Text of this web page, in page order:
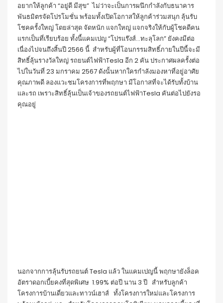
อยากให้ลูกค้า “อยู่ดี มีสุข” ไม่ว่าจะเป็นการผนึกกำลังกับธนาคาร
พันธมิตรจัดโปรโมชั่น พร้อมทั้งเปิดโอกาสให้ลูกค้าร่วมสนุก ลุ้นรับ
โชคครั้งใหญ่ โดยล่าสุด จัดหนัก แจกใหญ่ แจกจริงให้กับผู้โชคดีคน
แรกเป็นที่เรียบร้อย ทั้งนี้แคมเปญ “โปรแร๊งส์…ทะลุโลก” ยังคงมีต่อ
เนื่องไปจนถึงสิ้นปี 2566 นี้ สำหรับผู้ที่โอนกรรมสิทธิ์ภายในปีนี้จะมี
สิทธิ์ลุ้นรางวัลใหญ่ รถยนต์ไฟฟ้าTesla อีก 2 คัน ประกาศผลครั้งต่อ
ไปในวันที่ 23 มกราคม 2567 ดังนั้นหากใครกำลังมองหาที่อยู่อาศัย
คุณภาพดี ลองแวะชมโครงการที่พฤกษา มีโอกาสที่จะได้รับทั้งบ้าน
และรถ เพราะสิทธิ์ลุ้นเป็นเจ้าของรถยนต์ไฟฟ้าTesla คันต่อไปยังรอ
คุณอยู่
นอกจากการลุ้นรับรถยนต์ Tesla แล้ว ในแคมเปญนี้ พฤกษายังล็อค
อัตราดอกเบี้ยคงที่สุดพิเศษ 1.99% ต่อปี นาน 3 ปี สำหรับลูกค้า
โครงการบ้านเดี่ยวและทาวน์เฮาส์ ทั้งโครงการใหม่และโครงการ